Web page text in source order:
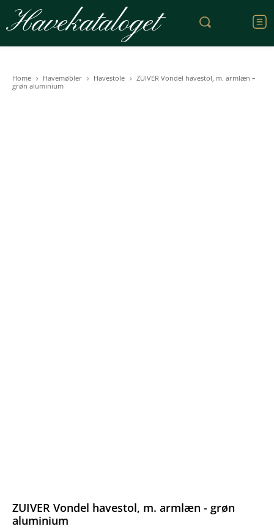
Havekataloget
Home Havemøbler Havestole
ZUIVER Vondel havestol, m. armlæn –
grøn aluminium
ZUIVER Vondel havestol, m. armlæn - grøn
aluminium